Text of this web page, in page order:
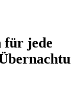
für jede